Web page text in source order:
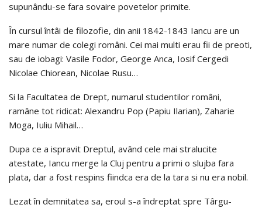
supunându-se fara sovaire povetelor primite.
În cursul întâi de filozofie, din anii 1842-1843 Iancu are un
mare numar de colegi români. Cei mai multi erau fii de preoti,
sau de iobagi: Vasile Fodor, George Anca, Iosif Cergedi
Nicolae Chiorean, Nicolae Rusu…
Si la Facultatea de Drept, numarul studentilor români,
ramâne tot ridicat: Alexandru Pop (Papiu Ilarian), Zaharie
Moga, Iuliu Mihail…
Dupa ce a ispravit Dreptul, având cele mai stralucite
atestate, Iancu merge la Cluj pentru a primi o slujba fara
plata, dar a fost respins fiindca era de la tara si nu era nobil.
Lezat în demnitatea sa, eroul s-a îndreptat spre Târgu-